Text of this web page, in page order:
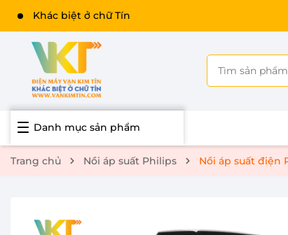
Danh mục sản phẩm
Trang chủ Nồi áp suất Philips Nồi áp suất điện